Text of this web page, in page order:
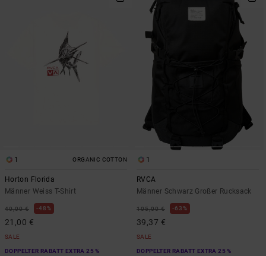
1 ORGANIC COTTON
Horton Florida
Männer Weiss T-Shirt
40,00 € 48%
21,00 €
SALE
DOPPELTER RABATT EXTRA 25 %
1
RVCA
Männer Schwarz Großer Rucksack
105,00 € 63%
39,37 €
SALE
DOPPELTER RABATT EXTRA 25 %